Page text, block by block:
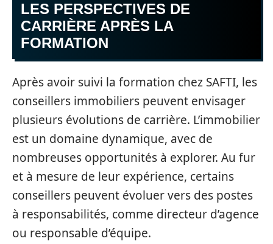
LES PERSPECTIVES DE
CARRIÈRE APRÈS LA
FORMATION
Après avoir suivi la formation chez SAFTI, les
conseillers immobiliers peuvent envisager
plusieurs évolutions de carrière. L’immobilier
est un domaine dynamique, avec de
nombreuses opportunités à explorer. Au fur
et à mesure de leur expérience, certains
conseillers peuvent évoluer vers des postes
à responsabilités, comme directeur d’agence
ou responsable d’équipe.